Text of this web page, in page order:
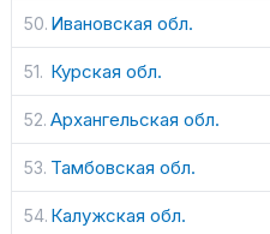
Ивановская обл.
Курская обл.
Архангельская обл.
Тамбовская обл.
Калужская обл.